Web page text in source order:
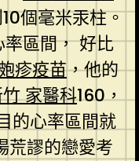
個毫米汞柱。
區間， 好比
疹疫苗，他的
家醫科160，
的心率區間就
荒謬的戀愛考